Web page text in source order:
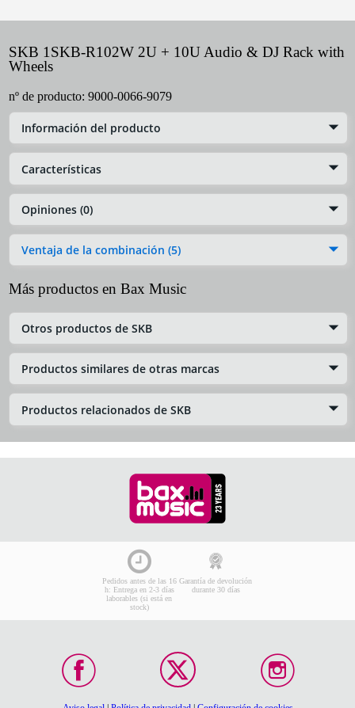
SKB 1SKB-R102W 2U + 10U Audio & DJ Rack with
Wheels
nº de producto: 9000-0066-9079
Información del producto
Características
Opiniones (0)
Ventaja de la combinación (5)
Más productos en Bax Music
Otros productos de SKB
Productos similares de otras marcas
Productos relacionados de SKB
Pedidos antes de las 16
h: Entrega en 2-3 días
laborables (si está en
stock)
Garantía de devolución
durante 30 días